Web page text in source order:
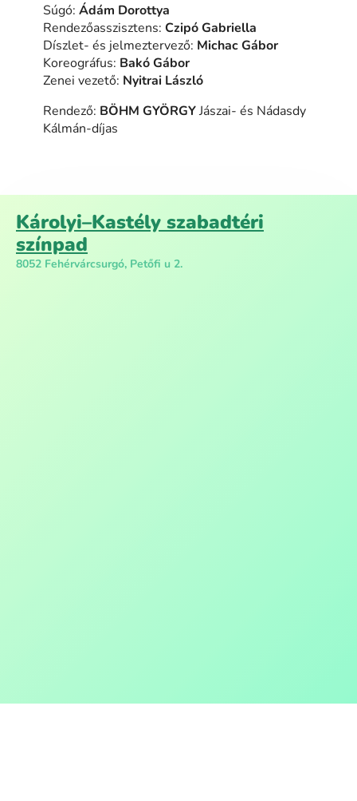
Súgó:Ádám Dorottya
Rendezőasszisztens:Czipó Gabriella
Díszlet- és jelmeztervező: Michac Gábor
Koreográfus: Bakó Gábor
Zenei vezető: Nyitrai László
Rendező: BÖHM GYÖRGYJászai- és Nádasdy
Kálmán-díjas
Károlyi–Kastély szabadtéri
színpad
8052 Fehérvárcsurgó, Petőfi u 2.